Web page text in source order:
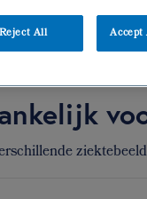
verantwoording |
Reject All